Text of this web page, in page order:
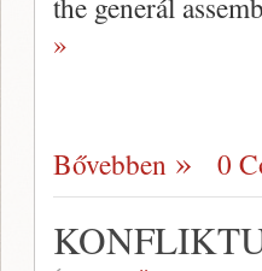
»
Bővebben 0